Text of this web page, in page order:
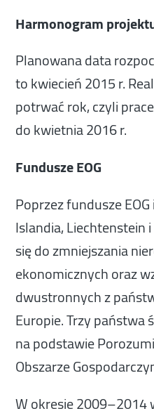
Harmonogram
Planowana data
to kwiecień 2015 r.
potrwać rok, czyli
do kwietnia 2016 r.
Fundusze EOG
Poprzez fundusze
Islandia, Liechtenstein
się do zmniejszania
ekonomicznych oraz
dwustronnych z
Europie. Trzy państwa
na podstawie
Obszarze
W okresie 2009–2014